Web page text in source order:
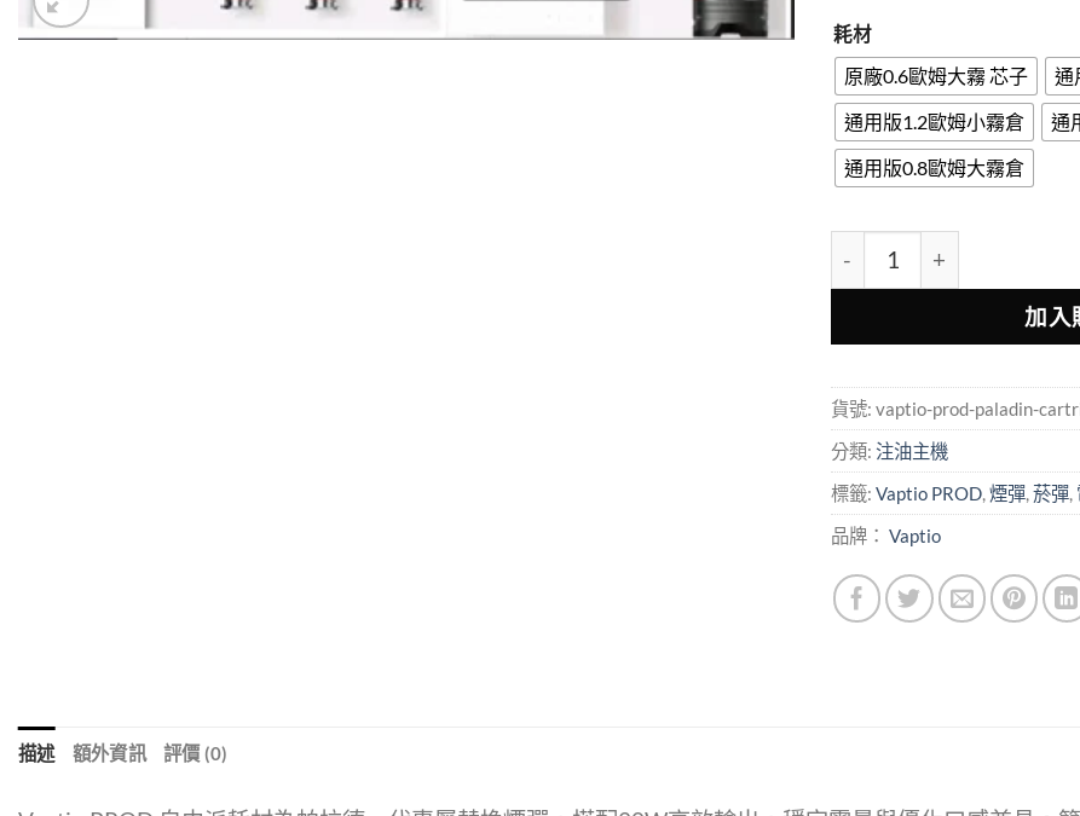
耗材
原廠0.6歐姆大霧 芯子
通
通用版1.2歐姆小霧倉
通
通用版0.8歐姆大霧倉
Vaptio PROD 自由派耗材
加入
貨號: vaptio-prod-paladin-
分類: 注油主機
標籤: Vaptio PROD,煙彈,菸彈,
品牌： Vaptio
描述 額外資訊 評價 (0)